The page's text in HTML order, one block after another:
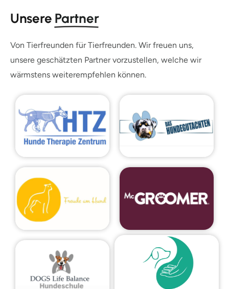
Unsere Partner
Von Tierfreunden für Tierfreunden. Wir freuen uns,
unsere geschätzten Partner vorzustellen, welche wir
wärmstens weiterempfehlen können.